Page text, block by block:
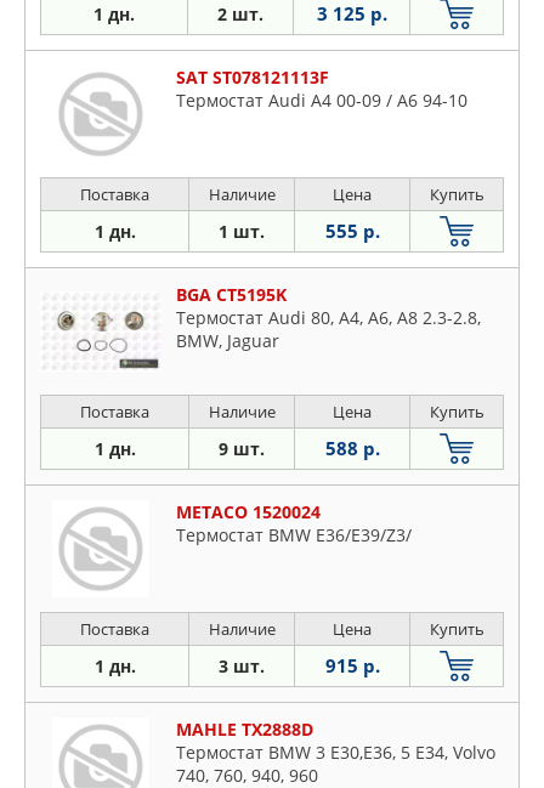
1 дн. 2 шт. 3 125 р.
SAT ST078121113F
Термостат Audi A4 00-09 / A6 94-10
Поставка Наличие Цена Купить
1 дн. 1 шт. 555 р.
BGA CT5195K
Термостат Audi 80, A4, A6, A8 2.3-2.8,
BMW, Jaguar
Поставка Наличие Цена Купить
1 дн. 9 шт. 588 р.
METACO 1520024
Термостат BMW E36/E39/Z3/
Поставка Наличие Цена Купить
1 дн. 3 шт. 915 р.
MAHLE TX2888D
Термостат BMW 3 E30,E36, 5 E34, Volvo
740, 760, 940, 960